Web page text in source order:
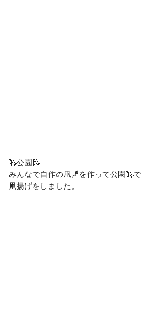
🛝公園🛝
みんなで自作の凧🪁を作って公園🛝で
凧揚げをしました。